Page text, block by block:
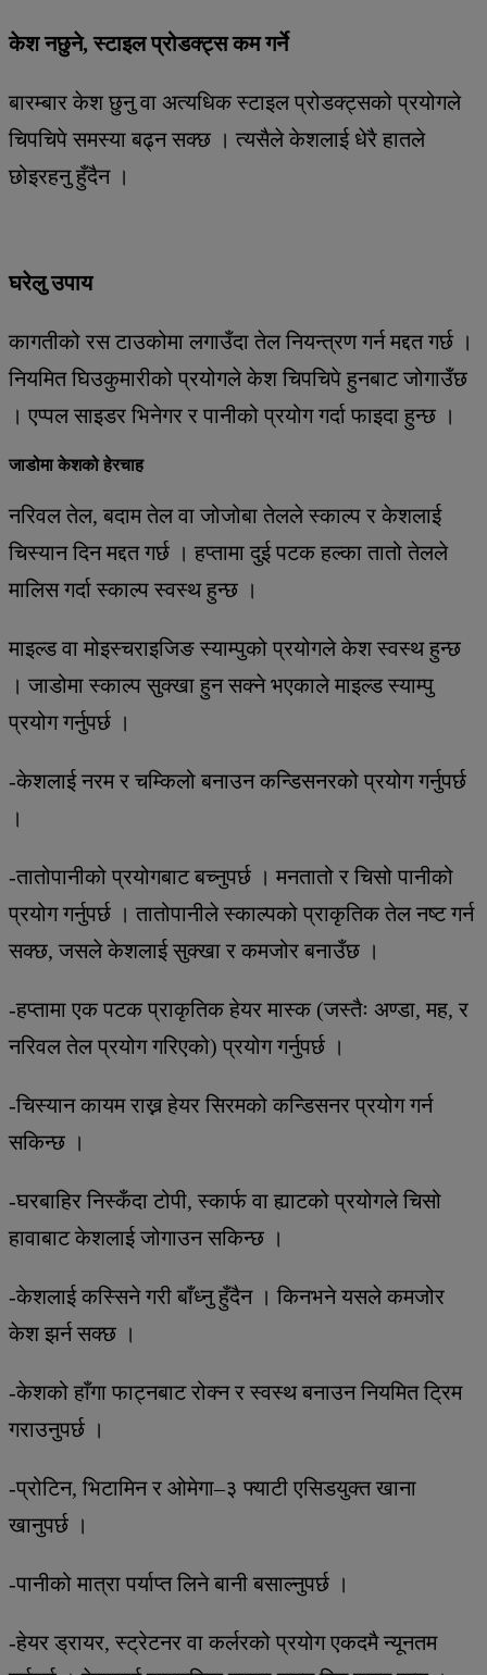
केश नछुने, स्टाइल प्रोडक्ट्स कम गर्ने
बारम्बार केश छुनु वा अत्यधिक स्टाइल प्रोडक्ट्सको प्रयोगले
चिपचिपे समस्या बढ्न सक्छ । त्यसैले केशलाई धेरै हातले
छोइरहनु हुँदैन ।
घरेलु उपाय
कागतीको रस टाउकोमा लगाउँदा तेल नियन्त्रण गर्न मद्दत गर्छ ।
नियमित घिउकुमारीको प्रयोगले केश चिपचिपे हुनबाट जोगाउँछ
। एप्पल साइडर भिनेगर र पानीको प्रयोग गर्दा फाइदा हुन्छ ।
जाडोमा केशको हेरचाह
नरिवल तेल, बदाम तेल वा जोजोबा तेलले स्काल्प र केशलाई
चिस्यान दिन मद्दत गर्छ । हप्तामा दुई पटक हल्का तातो तेलले
मालिस गर्दा स्काल्प स्वस्थ हुन्छ ।
माइल्ड वा मोइस्चराइजिङ स्याम्पुको प्रयोगले केश स्वस्थ हुन्छ
। जाडोमा स्काल्प सुक्खा हुन सक्ने भएकाले माइल्ड स्याम्पु
प्रयोग गर्नुपर्छ ।
-केशलाई नरम र चम्किलो बनाउन कन्डिसनरको प्रयोग गर्नुपर्छ
।
-तातोपानीको प्रयोगबाट बच्नुपर्छ । मनतातो र चिसो पानीको
प्रयोग गर्नुपर्छ । तातोपानीले स्काल्पको प्राकृतिक तेल नष्ट गर्न
सक्छ, जसले केशलाई सुक्खा र कमजोर बनाउँछ ।
-हप्तामा एक पटक प्राकृतिक हेयर मास्क (जस्तैः अण्डा, मह, र
नरिवल तेल प्रयोग गरिएको) प्रयोग गर्नुपर्छ ।
-चिस्यान कायम राख्न हेयर सिरमको कन्डिसनर प्रयोग गर्न
सकिन्छ ।
-घरबाहिर निस्कँदा टोपी, स्कार्फ वा ह्याटको प्रयोगले चिसो
हावाबाट केशलाई जोगाउन सकिन्छ ।
-केशलाई कस्सिने गरी बाँध्नु हुँदैन । किनभने यसले कमजोर
केश झर्न सक्छ ।
-केशको हाँगा फाट्नबाट रोक्न र स्वस्थ बनाउन नियमित ट्रिम
गराउनुपर्छ ।
-प्रोटिन, भिटामिन र ओमेगा–३ फ्याटी एसिडयुक्त खाना
खानुपर्छ ।
-पानीको मात्रा पर्याप्त लिने बानी बसाल्नुपर्छ ।
-हेयर ड्रायर, स्ट्रेटनर वा कर्लरको प्रयोग एकदमै न्यूनतम